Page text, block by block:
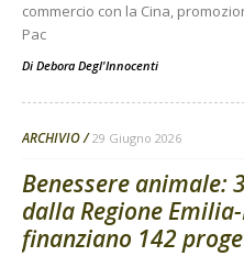
commercio con la Cina,
Pac
Di Debora Degl'Innocenti
ARCHIVIO 29 Giugno 2026
Benessere animale:
dalla Regione
finanziano 142